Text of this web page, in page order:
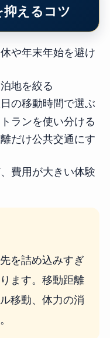
抑えるコツ
や年末年始を避け
地を絞る
の移動時間で選ぶ
ランを使い分ける
だけ公共交通にす
費用が大きい体験
を詰め込みすぎ
ます。移動距離
移動、体力の消